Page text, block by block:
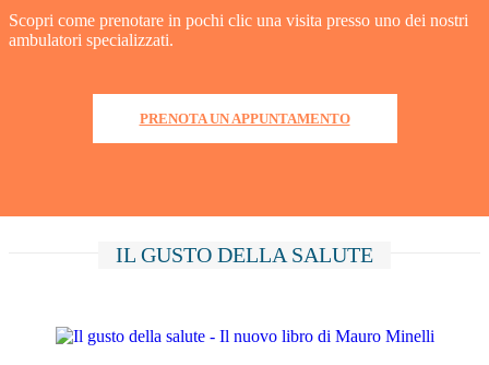
Scopri come prenotare in pochi clic una visita presso uno dei nostri
ambulatori specializzati.
PRENOTA UN APPUNTAMENTO
IL GUSTO DELLA SALUTE